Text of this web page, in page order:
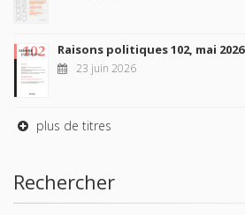
Raisons politiques 102, mai 2026
23 juin 2026
plus de titres
Rechercher